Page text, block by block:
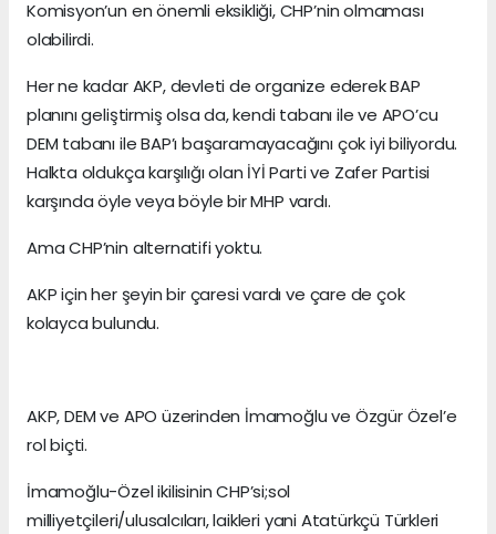
Komisyon’un en önemli eksikliği, CHP’nin olmaması
olabilirdi.
Her ne kadar AKP, devleti de organize ederek BAP
planını geliştirmiş olsa da, kendi tabanı ile ve APO’cu
DEM tabanı ile BAP’ı başaramayacağını çok iyi biliyordu.
Halkta oldukça karşılığı olan İYİ Parti ve Zafer Partisi
karşında öyle veya böyle bir MHP vardı.
Ama CHP’nin alternatifi yoktu.
AKP için her şeyin bir çaresi vardı ve çare de çok
kolayca bulundu.
AKP, DEM ve APO üzerinden İmamoğlu ve Özgür Özel’e
rol biçti.
İmamoğlu-Özel ikilisinin CHP’si;sol
milliyetçileri/ulusalcıları, laikleri yani Atatürkçü Türkleri